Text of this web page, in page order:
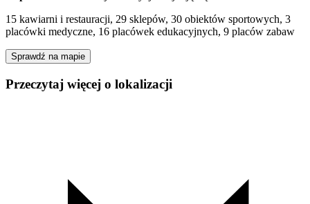
15 kawiarni i restauracji, 29 sklepów, 30 obiektów sportowych, 3
placówki medyczne, 16 placówek edukacyjnych, 9 placów zabaw
Sprawdź na mapie
Przeczytaj więcej o lokalizacji